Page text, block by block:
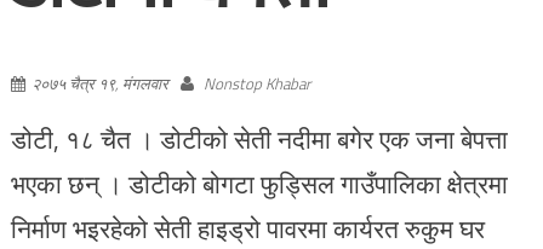
२०७५ चैत्र १९, मंगलवार Nonstop Khabar
डोटी, १८ चैत । डोटीको सेती नदीमा बगेर एक जना बेपत्ता
भएका छन् । डोटीको बोगटा फुड्सिल गाउँपालिका क्षेत्रमा
निर्माण भइरहेको सेती हाइड्रो पावरमा कार्यरत रुकुम घर